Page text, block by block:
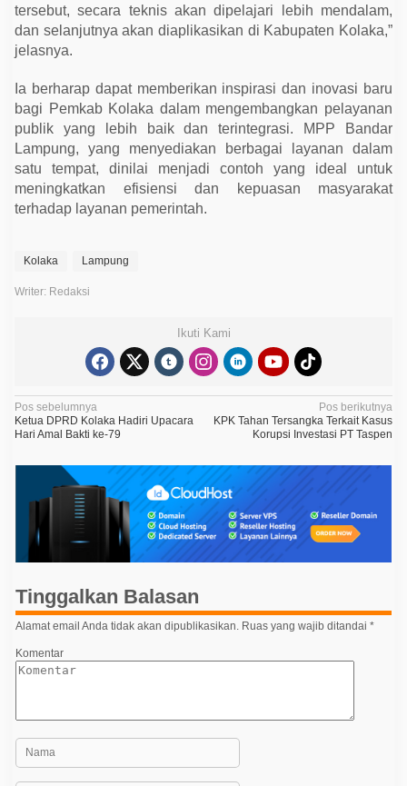
tersebut, secara teknis akan dipelajari lebih mendalam,
dan selanjutnya akan diaplikasikan di Kabupaten Kolaka,”
jelasnya.
Ia berharap dapat memberikan inspirasi dan inovasi baru
bagi Pemkab Kolaka dalam mengembangkan pelayanan
publik yang lebih baik dan terintegrasi. MPP Bandar
Lampung, yang menyediakan berbagai layanan dalam
satu tempat, dinilai menjadi contoh yang ideal untuk
meningkatkan efisiensi dan kepuasan masyarakat
terhadap layanan pemerintah.
Kolaka Lampung
Writer: Redaksi
Ikuti Kami
N
a
v
p
o
s
Pos sebelumnya
Ketua DPRD Kolaka Hadiri Upacara
Hari Amal Bakti ke-79
Pos berikutnya
KPK Tahan Tersangka Terkait Kasus
Korupsi Investasi PT Taspen
Tinggalkan Balasan
Alamat email Anda tidak akan dipublikasikan. Ruas yang wajib ditandai *
Komentar